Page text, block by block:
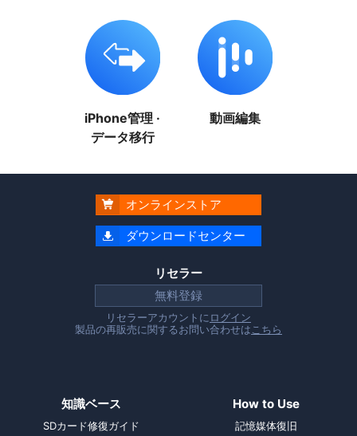
iPhone管理 ·
データ移行
動画編集
 オンラインストア
 ダウンロードセンター
リセラー
無料登録
リセラーアカウントにログイン
製品の再販売に関するお問い合わせはこちら
知識ベース
SDカード修復ガイド
How to Use
記憶媒体復旧